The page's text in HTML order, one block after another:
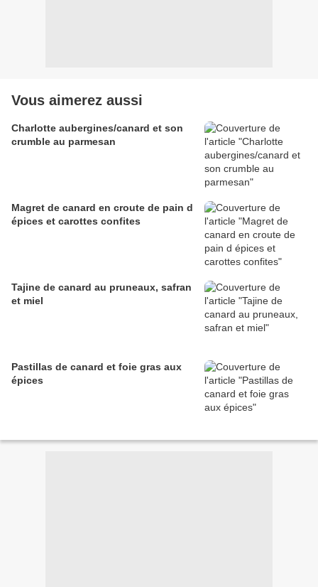
Vous aimerez aussi
Charlotte aubergines/canard et son
crumble au parmesan
Magret de canard en croute de pain d
épices et carottes confites
Tajine de canard au pruneaux, safran
et miel
Pastillas de canard et foie gras aux
épices